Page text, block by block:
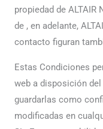
propiedad de ALTAIR
de , en adelante,
contacto figuran
Estas Condiciones
web a disposición del
guardarlas como
modificadas en